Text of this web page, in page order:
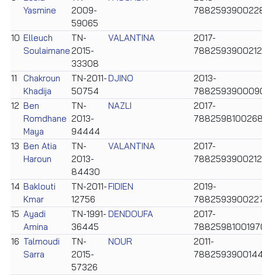
Yasmine
2009-
59065
10 Elleuch
Soulaimane
TN-
2015-
33308
VALANTINA
2017-
11
Chakroun
Khadija
TN-2011-
50754
DJINO
2013-
12 Ben
Romdhane
Maya
TN-
2013-
94444
NAZLI
2017-
13 Ben Atia
Haroun
TN-
2013-
84430
VALANTINA
2017-
14 Baklouti
Kmar
TN-2011-
12756
FIDIEN
2019-
15 Ayadi
Amina
TN-1991-
36445
DENDOUFA
2017-
16 Talmoudi
Sarra
TN-
2015-
57326
NOUR
2011-